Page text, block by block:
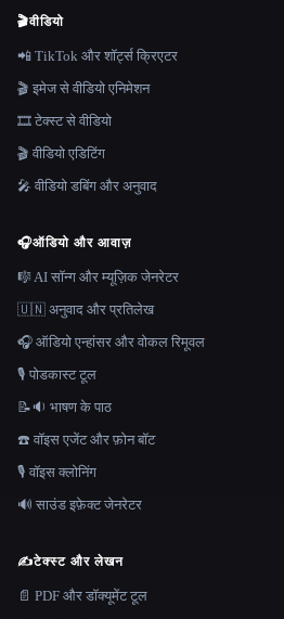
🎬वीडियो
📲 TikTok और शॉर्ट्स क्रिएटर
🎬 इमेज से वीडियो एनिमेशन
🎞️ टेक्स्ट से वीडियो
🎬 वीडियो एडिटिंग
🎤 वीडियो डबिंग और अनुवाद
🎧ऑडियो और आवाज़
🎼 AI सॉन्ग और म्यूज़िक जेनरेटर
🇺🇳 अनुवाद और प्रतिलेख
🎧 ऑडियो एन्हांसर और वोकल रिमूवल
🎙️ पोडकास्ट टूल
📝🔉 भाषण के पाठ
☎️ वॉइस एजेंट और फ़ोन बॉट
🎙️ वॉइस क्लोनिंग
🔊 साउंड इफ़ेक्ट जेनरेटर
✍️टेक्स्ट और लेखन
📄 PDF और डॉक्यूमेंट टूल